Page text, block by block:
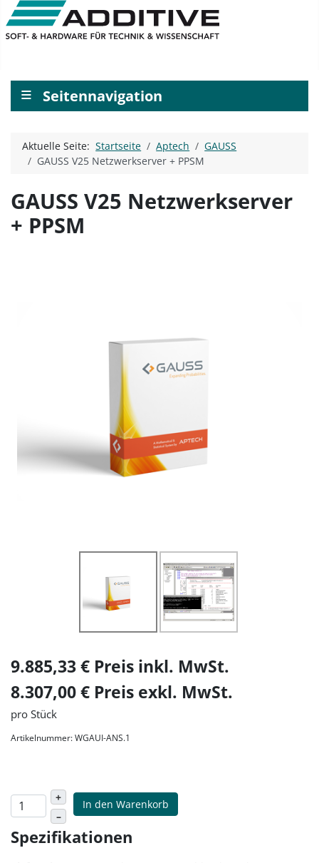
Seitennavigation
≡
Aktuelle Seite:Startseite Aptech
GAUSS
GAUSS V25 Netzwerkserver + PPSM
GAUSS V25 Netzwerkserver
+ PPSM
9.885,33 € Preis inkl. MwSt.
8.307,00 € Preis exkl. MwSt.
pro Stück
Artikelnummer: WGAUI-ANS.1
+
–
In den Warenkorb
Spezifikationen